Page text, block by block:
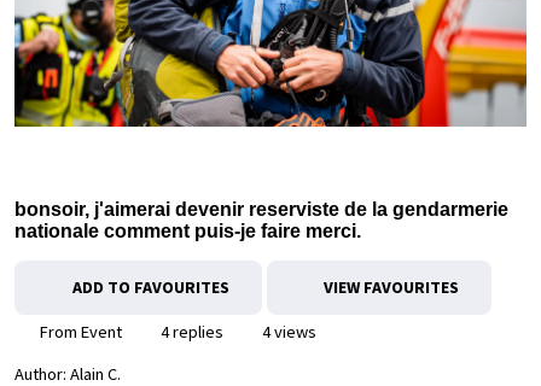
bonsoir, j'aimerai devenir reserviste de la gendarmerie
nationale comment puis-je faire merci.
ADD TO FAVOURITES VIEW FAVOURITES
From Event 4 replies
4 views
Author: Alain C.